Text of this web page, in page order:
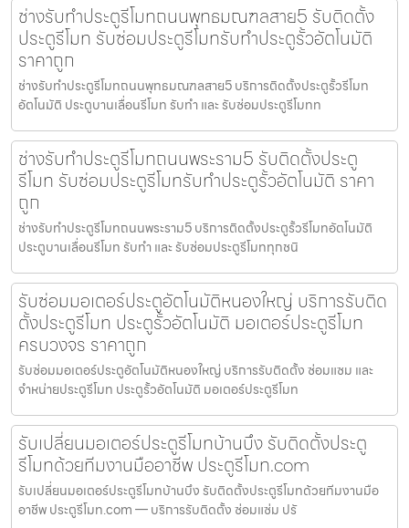
ช่างรับทำประตูรีโมทถนนพุทธมณฑลสาย5 รับติดตั้ง
ประตูรีโมท รับซ่อมประตูรีโมทรับทำประตูรั้วอัตโนมัติ
ราคาถูก
ช่างรับทำประตูรีโมทถนนพุทธมณฑลสาย5 บริการติดตั้งประตูรั้วรีโมท
อัตโนมัติ ประตูบานเลื่อนรีโมท รับทำ และ รับซ่อมประตูรีโมทท
ช่างรับทำประตูรีโมทถนนพระราม5 รับติดตั้งประตู
รีโมท รับซ่อมประตูรีโมทรับทำประตูรั้วอัตโนมัติ ราคา
ถูก
ช่างรับทำประตูรีโมทถนนพระราม5 บริการติดตั้งประตูรั้วรีโมทอัตโนมัติ
ประตูบานเลื่อนรีโมท รับทำ และ รับซ่อมประตูรีโมททุกชนิ
รับซ่อมมอเตอร์ประตูอัตโนมัติหนองใหญ่ บริการรับติด
ตั้งประตูรีโมท ประตูรั้วอัตโนมัติ มอเตอร์ประตูรีโมท
ครบวงจร ราคาถูก
รับซ่อมมอเตอร์ประตูอัตโนมัติหนองใหญ่ บริการรับติดตั้ง ซ่อมแซม และ
จำหน่ายประตูรีโมท ประตูรั้วอัตโนมัติ มอเตอร์ประตูรีโมท
รับเปลี่ยนมอเตอร์ประตูรีโมทบ้านบึง รับติดตั้งประตู
รีโมทด้วยทีมงานมืออาชีพ ประตูรีโมท.com
รับเปลี่ยนมอเตอร์ประตูรีโมทบ้านบึง รับติดตั้งประตูรีโมทด้วยทีมงานมือ
อาชีพ ประตูรีโมท.com — บริการรับติดตั้ง ซ่อมแซ่ม ปรั